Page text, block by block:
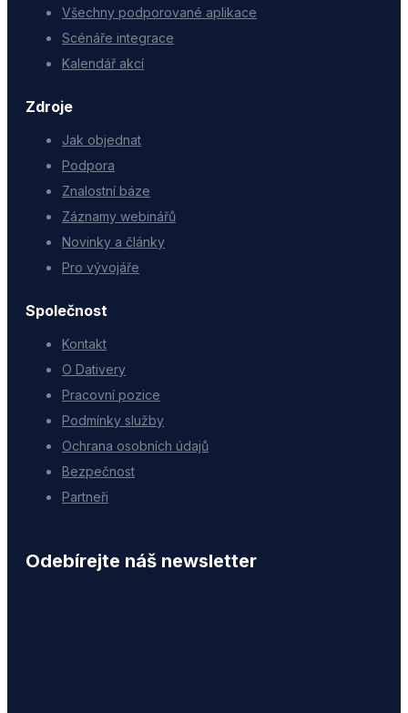
Všechny podporované aplikace
Scénáře integrace
Kalendář akcí
Zdroje
Jak objednat
Podpora
Znalostní báze
Záznamy webinářů
Novinky a články
Pro vývojáře
Společnost
Kontakt
O Dativery
Pracovní pozice
Podmínky služby
Ochrana osobních údajů
Bezpečnost
Partneři
Odebírejte náš newsletter